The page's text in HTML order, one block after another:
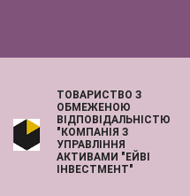
ТОВАРИСТВО З
ОБМЕЖЕНОЮ
ВІДПОВІДАЛЬНІСТЮ
"КОМПАНІЯ З
УПРАВЛІННЯ
АКТИВАМИ "ЕЙВІ
ІНВЕСТМЕНТ"